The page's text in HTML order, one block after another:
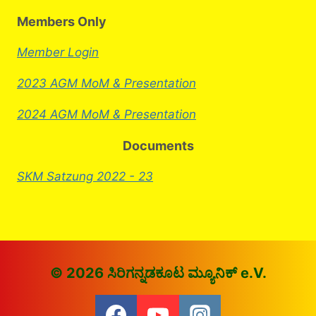
Members Only
Member Login
2023 AGM MoM & Presentation
2024 AGM MoM & Presentation
Documents
SKM Satzung 2022 - 23
© 2026 ಸಿರಿಗನ್ನಡಕೂಟ ಮ್ಯೂನಿಕ್ e.V.